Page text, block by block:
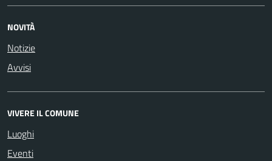
NOVITÀ
Notizie
Avvisi
VIVERE IL COMUNE
Luoghi
Eventi